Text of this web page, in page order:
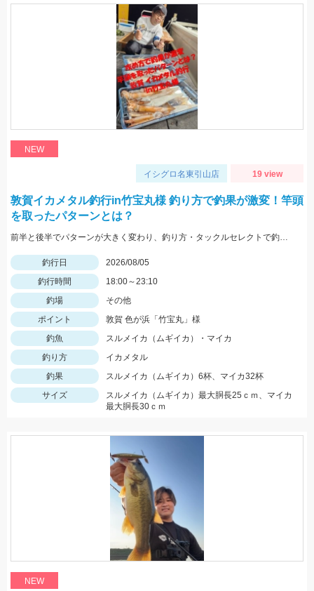
NEW
イシグロ名東引山店 19 view
敦賀イカメタル釣行in竹宝丸様 釣り方で釣果が激変！竿頭
を取ったパターンとは？
前半と後半でパターンが大きく変わり、釣り方・タックルセレクトで釣果に差が出た日でした。最近の傾向としてケイムラ系カラーは必須ですので必ず持って行ってください。
釣行日
2026/08/05
釣行時間
18:00～23:10
釣場
その他
ポイント
敦賀 色が浜「竹宝丸」様
釣魚
スルメイカ（ムギイカ）・マイカ
釣り方
イカメタル
釣果
スルメイカ（ムギイカ）6杯、マイカ32杯
サイズ
スルメイカ（ムギイカ）最大胴長25ｃｍ、マイカ
最大胴長30ｃｍ
NEW